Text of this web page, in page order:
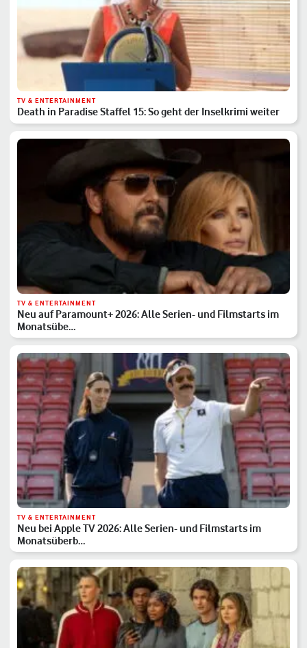
TV & ENTERTAINMENT
Death in Paradise Staffel 15: So geht der Inselkrimi weiter
TV & ENTERTAINMENT
Neu auf Paramount+ 2026: Alle Serien- und Filmstarts im
Monatsübe…
TV & ENTERTAINMENT
Neu bei Apple TV 2026: Alle Serien- und Filmstarts im
Monatsüberb…